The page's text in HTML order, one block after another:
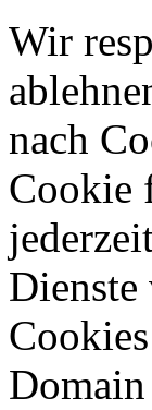
Wir
nach
Cookie